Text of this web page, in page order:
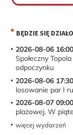
BĘDZIE SIĘ DZIAŁO
2026-08-06 16:00
Społeczny
odpoczynku
2026-08-06 17:30
losowanie par I
2026-08-07 09:00
plażowej. W
więcej wydarzeń